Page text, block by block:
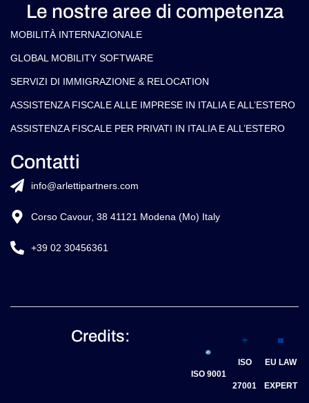
Le nostre aree di competenza
MOBILITÀ INTERNAZIONALE
GLOBAL MOBILITY SOFTWARE​
SERVIZI DI IMMIGRAZIONE & RELOCATION
ASSISTENZA FISCALE ALLE IMPRESE IN ITALIA E ALL’ESTERO
ASSISTENZA FISCALE PER PRIVATI IN ITALIA E ALL’ESTERO
Contatti
info@arlettipartners.com
Corso Cavour, 38 41121 Modena (Mo) Italy
+39 02 30456361
Credits:
ISO 9001
ISO
27001
EU LAW
EXPERT